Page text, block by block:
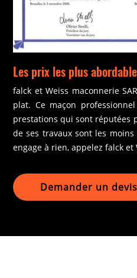
Les prix les plus
falck et Weiss maconnerie
plat. Ce maçon
prestations qui sont réputées
de ses travaux sont les
engage à rien, appelez falck
Demander un